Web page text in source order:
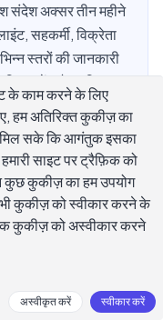
संदेश अक्सर तीन महीने
सहकर्मी, विक्रेता
स्तरों की जानकारी
करें, औपचारिक
हैंडऑफ को कैसे
सीमाओं के साथ कैसे
क्या शामिल होना
छुट्टी संदेश की तुलना में
के काम करने के लिए
हम अतिरिक्त कुकीज़ का
मिल सके कि आगंतुक इसका
साइट पर ट्रैफ़िक को
कुछ कुकीज़ का हम उपयोग
कुकीज़ को स्वीकार करने के
कुकीज़ को अस्वीकार करने
अस्वीकृत करें स्वीकार करें